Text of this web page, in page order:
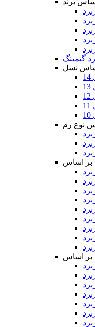
برند
گیمینگ
نسل
نوع رم